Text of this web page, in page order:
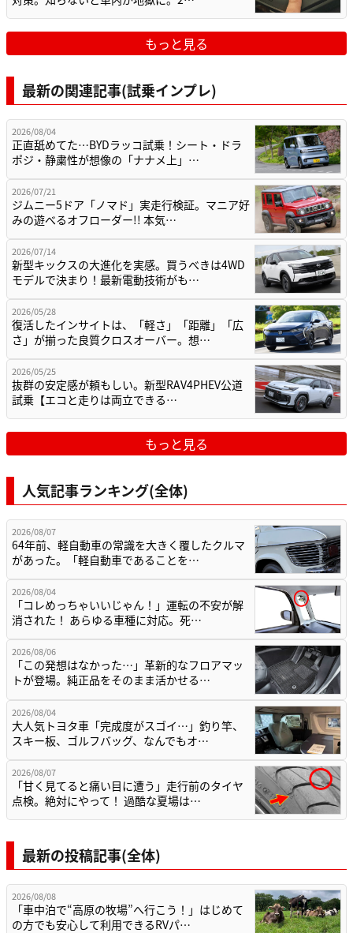
もっと見る
最新の関連記事(試乗インプレ)
2026/08/04
正直舐めてた…BYDラッコ試乗！シート・ドラ
ポジ・静粛性が想像の「ナナメ上」…
2026/07/21
ジムニー5ドア「ノマド」実走行検証。マニア好
みの遊べるオフローダー!! 本気…
2026/07/14
新型キックスの大進化を実感。買うべきは4WD
モデルで決まり！最新電動技術がも…
2026/05/28
復活したインサイトは、「軽さ」「距離」「広
さ」が揃った良質クロスオーバー。想…
2026/05/25
抜群の安定感が頼もしい。新型RAV4PHEV公道
試乗【エコと走りは両立できる…
もっと見る
人気記事ランキング(全体)
2026/08/07
64年前、軽自動車の常識を大きく覆したクルマ
があった。「軽自動車であることを…
2026/08/04
「コレめっちゃいいじゃん！」運転の不安が解
消された！ あらゆる車種に対応。死…
2026/08/06
「この発想はなかった…」革新的なフロアマッ
トが登場。純正品をそのまま活かせる…
2026/08/04
大人気トヨタ車「完成度がスゴイ…」釣り竿、
スキー板、ゴルフバッグ、なんでもオ…
2026/08/07
「甘く見てると痛い目に遭う」走行前のタイヤ
点検。絶対にやって！ 過酷な夏場は…
最新の投稿記事(全体)
2026/08/08
「車中泊で“高原の牧場”へ行こう！」はじめて
の方でも安心して利用できるRVパ…